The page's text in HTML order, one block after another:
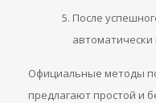
После
Официальные методы
предлагают простой и